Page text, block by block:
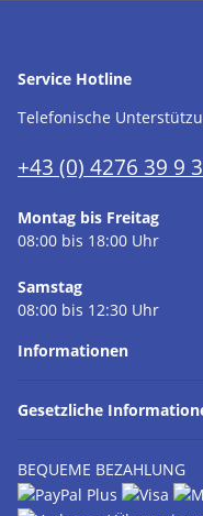
Service Hotline
Telefonische
+43 (0) 4276 39 9
Montag bis Freitag
08:00 bis 18:00 Uhr
Samstag
08:00 bis 12:30 Uhr
Informationen
Gesetzliche
BEQUEME BEZAHLUNG